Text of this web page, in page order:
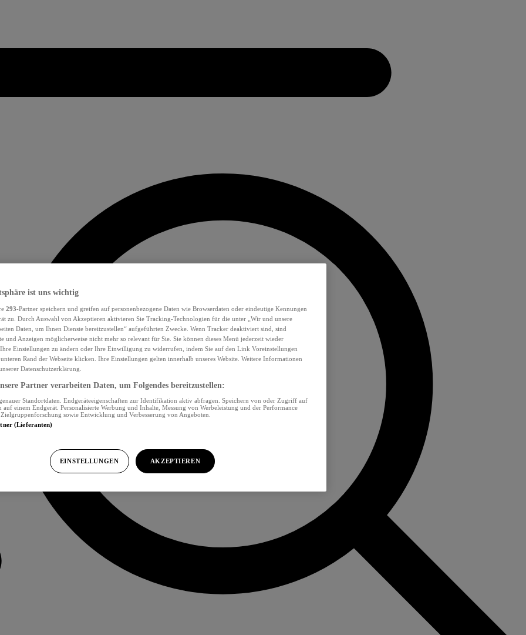
ist uns wichtig
293-Partner speichern und greifen auf personenbezogene Daten wie Browserdaten oder eindeutige Kennungen
zu. Durch Auswahl von Akzeptieren aktivieren Sie Tracking-Technologien für die unter „Wir und unsere
Daten, um Ihnen Dienste bereitzustellen“ aufgeführten Zwecke. Wenn Tracker deaktiviert sind, sind
und Anzeigen möglicherweise nicht mehr so relevant für Sie. Sie können dieses Menü jederzeit wieder
Einstellungen zu ändern oder Ihre Einwilligung zu widerrufen, indem Sie auf den Link Voreinstellungen
Rand der Webseite klicken. Ihre Einstellungen gelten innerhalb unseres Website. Weitere Informationen
Datenschutzerklärung.
Partner verarbeiten Daten, um Folgendes bereitzustellen:
Standortdaten. Endgeräteeigenschaften zur Identifikation aktiv abfragen. Speichern von oder Zugriff auf
einem Endgerät. Personalisierte Werbung und Inhalte, Messung von Werbeleistung und der Performance
sowie Entwicklung und Verbesserung von Angeboten.
(Lieferanten)
EINSTELLUNGEN AKZEPTIEREN